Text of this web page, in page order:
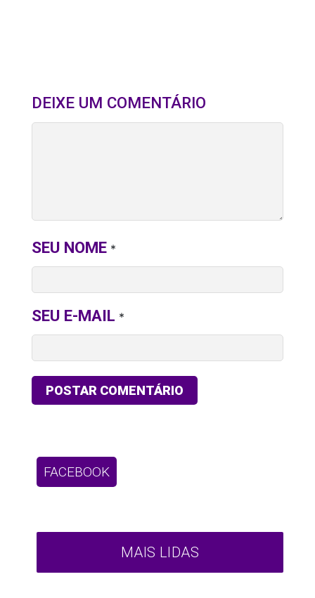
DEIXE UM COMENTÁRIO
SEU NOME *
SEU E-MAIL *
FACEBOOK
MAIS LIDAS